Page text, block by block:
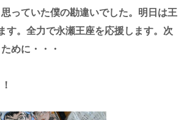
っていた僕の勘違いでした。明日は王
す。全力で永瀬王座を応援します。次
めに・・・